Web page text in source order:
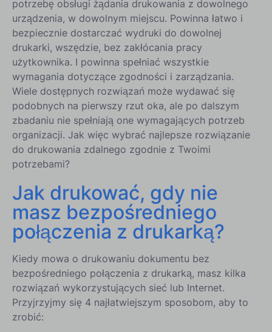
potrzebę obsługi żądania drukowania z dowolnego
urządzenia, w dowolnym miejscu. Powinna łatwo i
bezpiecznie dostarczać wydruki do dowolnej
drukarki, wszędzie, bez zakłócania pracy
użytkownika. I powinna spełniać wszystkie
wymagania dotyczące zgodności i zarządzania.
Wiele dostępnych rozwiązań może wydawać się
podobnych na pierwszy rzut oka, ale po dalszym
zbadaniu nie spełniają one wymagających potrzeb
organizacji. Jak więc wybrać najlepsze rozwiązanie
do drukowania zdalnego zgodnie z Twoimi
potrzebami?
Jak drukować, gdy nie
masz bezpośredniego
połączenia z drukarką?
Kiedy mowa o drukowaniu dokumentu bez
bezpośredniego połączenia z drukarką, masz kilka
rozwiązań wykorzystujących sieć lub Internet.
Przyjrzyjmy się 4 najłatwiejszym sposobom, aby to
zrobić: